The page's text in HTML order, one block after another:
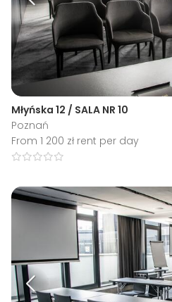
Młyńska 12 / SALA NR 10
Poznań
From 1 200 zł rent per day